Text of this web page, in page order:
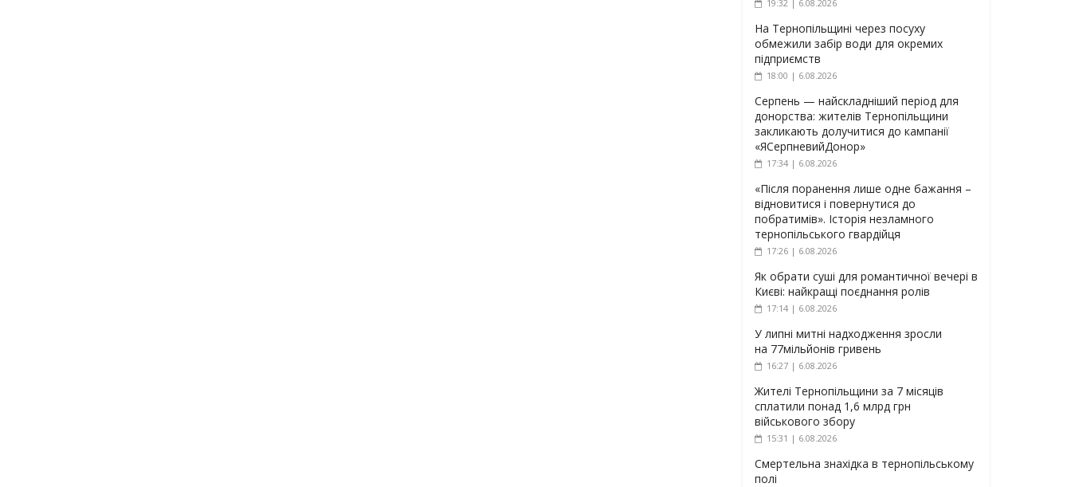
19:32 | 6.08.2026
На Тернопільщині через посуху
обмежили забір води для окремих
підприємств
18:00 | 6.08.2026
Серпень — найскладніший період для
донорства: жителів Тернопільщини
закликають долучитися до кампанії
«ЯСерпневийДонор»
17:34 | 6.08.2026
«Після поранення лише одне бажання –
відновитися і повернутися до
побратимів». Історія незламного
тернопільського гвардійця
17:26 | 6.08.2026
Як обрати суші для романтичної вечері в
Києві: найкращі поєднання ролів
17:14 | 6.08.2026
У липні митні надходження зросли
на 77мільйонів гривень
16:27 | 6.08.2026
Жителі Тернопільщини за 7 місяців
сплатили понад 1,6 млрд грн
військового збору
15:31 | 6.08.2026
Смертельна знахідка в тернопільському
полі